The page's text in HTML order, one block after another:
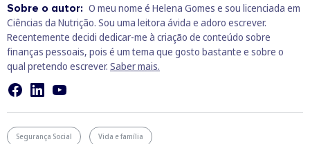
Sobre o autor: O meu nome é Helena Gomes e sou licenciada em
Ciências da Nutrição. Sou uma leitora ávida e adoro escrever.
Recentemente decidi dedicar-me à criação de conteúdo sobre
finanças pessoais, pois é um tema que gosto bastante e sobre o
qual pretendo escrever. Saber mais.
Segurança Social Vida e família